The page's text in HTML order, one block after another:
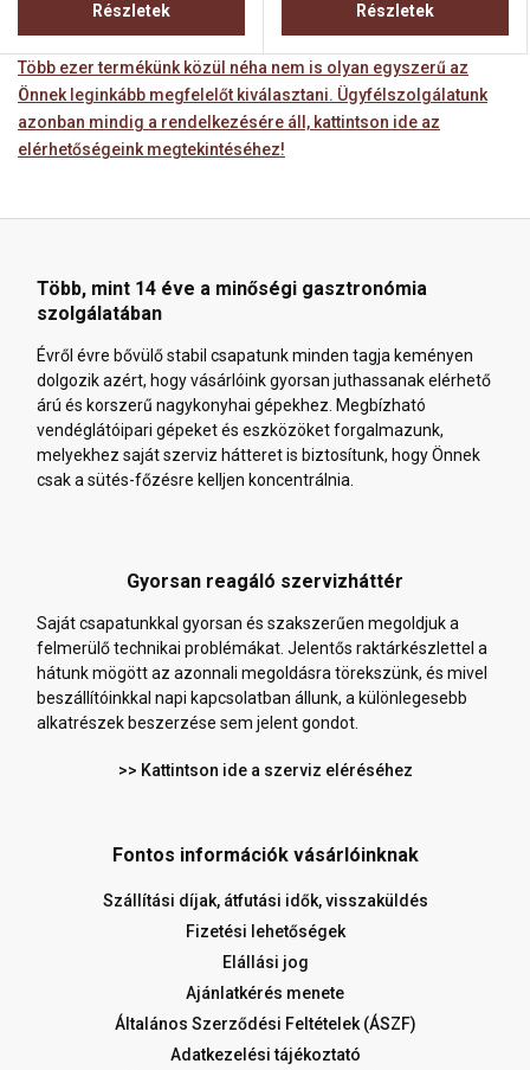
Részletek Részletek
Több ezer termékünk közül néha nem is olyan egyszerű az
Önnek leginkább megfelelőt kiválasztani. Ügyfélszolgálatunk
azonban mindig a rendelkezésére áll, kattintson ide az
elérhetőségeink megtekintéséhez!
Több, mint 14 éve a minőségi gasztronómia
szolgálatában
Évről évre bővülő stabil csapatunk minden tagja keményen
dolgozik azért, hogy vásárlóink gyorsan juthassanak elérhető
árú és korszerű nagykonyhai gépekhez. Megbízható
vendéglátóipari gépeket és eszközöket forgalmazunk,
melyekhez saját szerviz hátteret is biztosítunk, hogy Önnek
csak a sütés-főzésre kelljen koncentrálnia.
Gyorsan reagáló szervizháttér
Saját csapatunkkal gyorsan és szakszerűen megoldjuk a
felmerülő technikai problémákat. Jelentős raktárkészlettel a
hátunk mögött az azonnali megoldásra törekszünk, és mivel
beszállítóinkkal napi kapcsolatban állunk, a különlegesebb
alkatrészek beszerzése sem jelent gondot.
>> Kattintson ide a szerviz eléréséhez
Fontos információk vásárlóinknak
Szállítási díjak, átfutási idők, visszaküldés
Fizetési lehetőségek
Elállási jog
Ajánlatkérés menete
Általános Szerződési Feltételek (ÁSZF)
Adatkezelési tájékoztató